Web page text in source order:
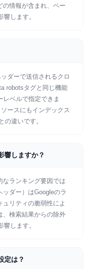
の情報が含まれ、ペー
します。
ダーで送信されるクロ
robotsタグと同じ機能
レベルで指定できま
ースにもインデックス
の違いです。
響しますか？
なランキング要因では
ダー）はGoogleのラ
リティの脆弱性によ
、検索結果からの除外
します。
定は？